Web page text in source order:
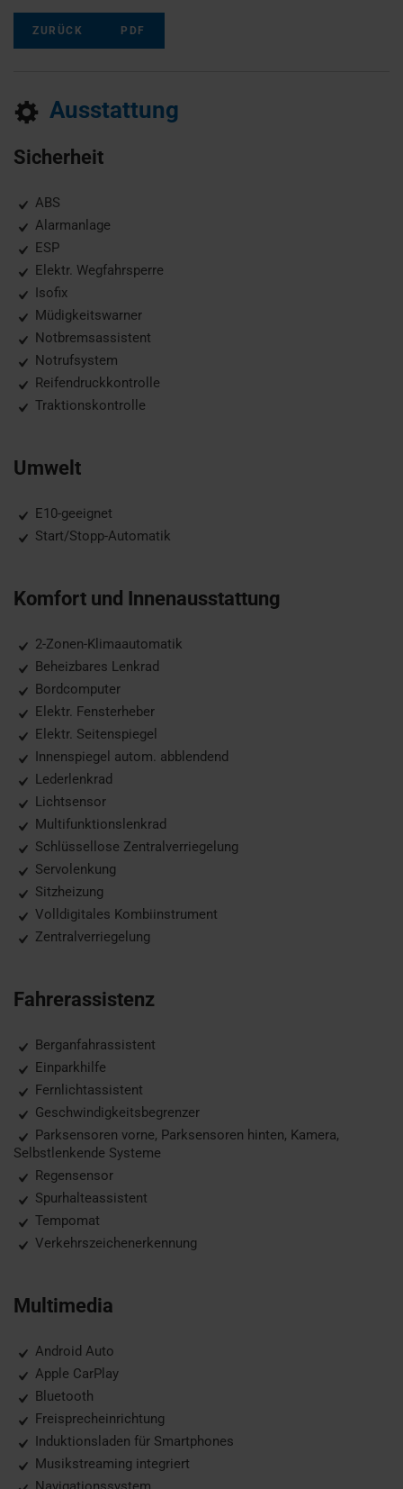
ZURÜCK PDF
Ausstattung
Sicherheit
ABS
Alarmanlage
ESP
Elektr. Wegfahrsperre
Isofix
Müdigkeitswarner
Notbremsassistent
Notrufsystem
Reifendruckkontrolle
Traktionskontrolle
Umwelt
E10-geeignet
Start/Stopp-Automatik
Komfort und Innenausstattung
2-Zonen-Klimaautomatik
Beheizbares Lenkrad
Bordcomputer
Elektr. Fensterheber
Elektr. Seitenspiegel
Innenspiegel autom. abblendend
Lederlenkrad
Lichtsensor
Multifunktionslenkrad
Schlüssellose Zentralverriegelung
Servolenkung
Sitzheizung
Volldigitales Kombiinstrument
Zentralverriegelung
Fahrerassistenz
Berganfahrassistent
Einparkhilfe
Fernlichtassistent
Geschwindigkeitsbegrenzer
Parksensoren vorne, Parksensoren hinten, Kamera,
Selbstlenkende Systeme
Regensensor
Spurhalteassistent
Tempomat
Verkehrszeichenerkennung
Multimedia
Android Auto
Apple CarPlay
Bluetooth
Freisprecheinrichtung
Induktionsladen für Smartphones
Musikstreaming integriert